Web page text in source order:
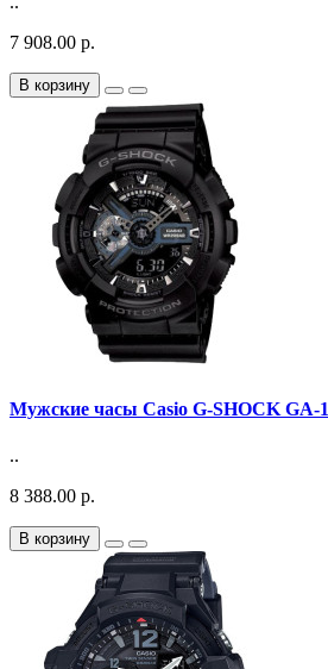
7 908.00 р.
В корзину
Мужские часы Casio G-SHOCK GA-
..
8 388.00 р.
В корзину